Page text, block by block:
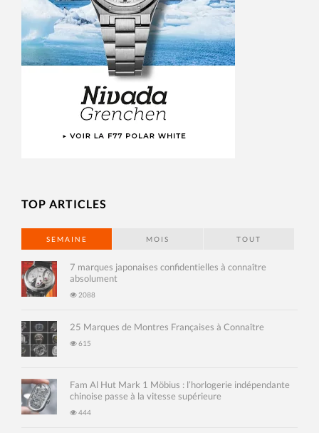
TOP ARTICLES
SEMAINE MOIS TOUT
7 marques japonaises confidentielles à connaître
absolument
2088
25 Marques de Montres Françaises à Connaître
615
Fam Al Hut Mark 1 Möbius : l’horlogerie indépendante
chinoise passe à la vitesse supérieure
444